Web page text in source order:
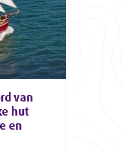
van
hut
en